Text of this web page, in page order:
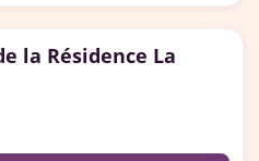
la Résidence La